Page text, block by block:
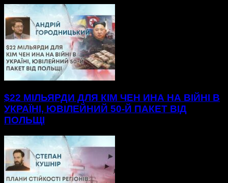
$22 МІЛЬЯРДИ ДЛЯ КІМ ЧЕН ИНА НА ВІЙНІ В
УКРАЇНІ, ЮВІЛЕЙНИЙ 50-Й ПАКЕТ ВІД
ПОЛЬЩІ